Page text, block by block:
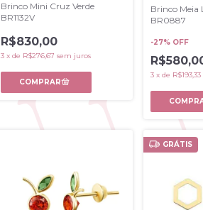
Brinco Mini Cruz Verde
BR1132V
R$830,00
3 x de R$276,67 sem juros
Brinco Meia
BR0887
-27% OFF
3 xde R$193,33
GRÁTIS